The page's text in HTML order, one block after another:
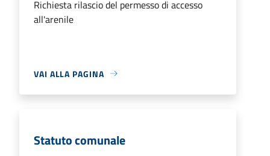
Richiesta rilascio del permesso di accesso
all'arenile
VAI ALLA PAGINA
Statuto comunale